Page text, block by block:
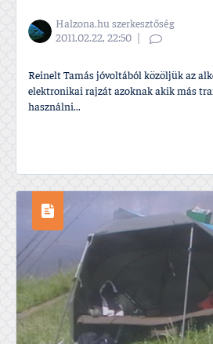
Halzona.hu szerkesztőség
2011.02.22, 22:50
Reinelt Tamás jóvoltából közöljük az
elektronikai rajzát azoknak akik más
használni...